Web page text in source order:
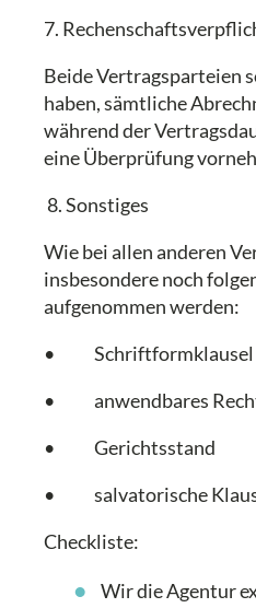
7.
Beide Vertragsparteien
haben, sämtliche
während der
eine Überprüfung
8. Sonstiges
Wie bei allen anderen
insbesondere noch
aufgenommen werden:
• Schriftformklausel
• anwendbares
• Gerichtsstand
• salvatorische
Checkliste:
Wir die Agentur